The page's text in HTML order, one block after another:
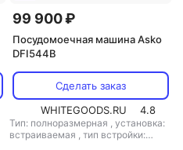
99 900 ₽
Посудомоечная машина Asko
DFI544B
Сделать заказ
WHITEGOODS.RU
4.8
Тип: полноразмерная , установка:
встраиваемая , тип встройки: